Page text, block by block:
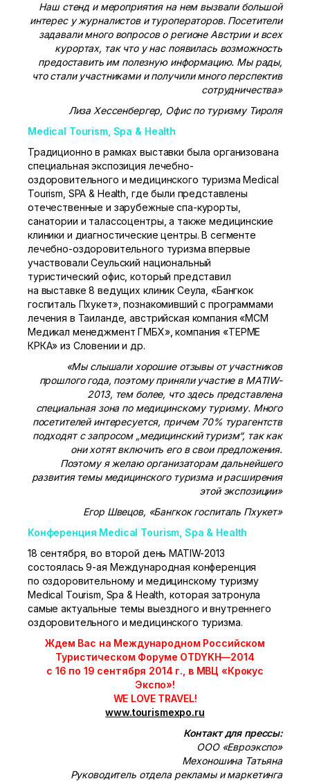
Наш стенд и мероприятия на нем вызвали большой
интерес у журналистов и туроператоров. Посетители
задавали много вопросов о регионе Австрии и всех
курортах, так что у нас появилась возможность
предоставить им полезную информацию. Мы рады,
что стали участниками и получили много перспектив
сотрудничества»
Лиза Хессенбергер, Офис по туризму Тироля
Medical Tourism, Spa & Health
Традиционно в рамках выставки была организована
специальная экспозиция лечебно-
оздоровительного и медицинского туризма Medical
Tourism, SPA & Health, где были представлены
отечественные и зарубежные спа-курорты,
санатории и талассоцентры, а также медицинские
клиники и диагностические центры. В сегменте
лечебно-оздоровительного туризма впервые
участвовали Сеульский национальный
туристический офис, который представил
на выставке 8 ведущих клиник Сеула, «Бангкок
госпиталь Пхукет», познакомивший с программами
лечения в Таиланде, австрийская компания «MCM
Медикал менеджмент ГМБХ», компания «ТЕРМЕ
КРКА» из Словении и др.
«Мы слышали хорошие отзывы от участников
прошлого года, поэтому приняли участие в MATIW-
2013, тем более, что здесь представлена
специальная зона по медицинскому туризму. Много
посетителей интересуется, причем 70% турагентств
подходят с запросом „медицинский туризм“, так как
они хотят включить его в свои предложения.
Поэтому я желаю организаторам дальнейшего
развития темы медицинского туризма и расширения
этой экспозиции»
Егор Швецов, «Бангкок госпиталь Пхукет»
Конференция Medical Tourism, Spa & Health
18 сентября, во второй день MATIW-2013
состоялась9-ая Международная конференция
по оздоровительному и медицинскому туризму
Medical Tourism, Spa & Health, которая затронула
самые актуальные темы выездного и внутреннего
оздоровительного и медицинского туризма.
Ждем Вас на Международном Российском
Туристическом Форуме OTDYKH—2014
с 16 по 19 сентября 2014 г., в МВЦ «Крокус
Экспо»!
WE LOVE TRAVEL!
www.tourismexpo.ru
Контакт для прессы:
ООО «Евроэкспо»
Мехоношина Татьяна
Руководитель отдела рекламы и маркетинга